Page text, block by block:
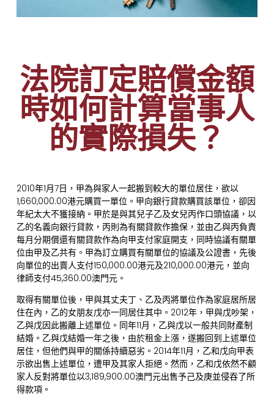
法院訂定賠償金額
時如何計算當事人
的實際損失？
2010年1月7日，甲為與家人一起搬到較大的單位居住，欲以
1,660,000.00港元購買一單位。甲向銀行貸款購買該單位，卻因
年紀太大不獲接納。甲於是與其兒子乙及女兒丙作口頭協議，以
乙的名義向銀行貸款，丙則為有關貸款作擔保，並由乙與丙負責
每月分期償還有關貸款作為向甲支付家庭開支，同時協議有關單
位由甲及乙共有。甲為訂立購買有關單位的協議及公證書，先後
向單位的出賣人支付150,000.00港元及210,000.00港元，並向
律師支付45,360.00澳門元。
取得有關單位後，甲與其丈夫丁、乙及丙將單位作為家庭居所居
住在內，乙的女朋友戊亦一同居住其中。2012年，甲與戊吵架，
乙與戊因此搬離上述單位。同年11月，乙與戊以一般共同財產制
結婚。乙與戊結婚一年之後，由於租金上漲，遂搬回到上述單位
居住，但他們與甲的關係持續惡劣。2014年11月，乙和戊向甲表
示欲出售上述單位，遭甲及其家人拒絕。然而，乙和戊依然不顧
家人反對將單位以3,189,900.00澳門元出售予己及庚並侵吞了所
得款項。